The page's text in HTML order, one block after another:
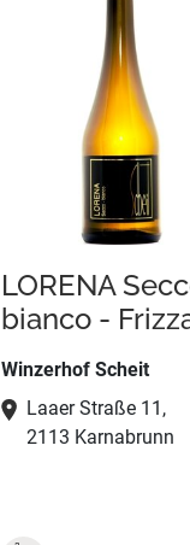
LORENA
bianco -
Winzerhof Scheit
Laaer Straße 11,
2113 Karnabrunn